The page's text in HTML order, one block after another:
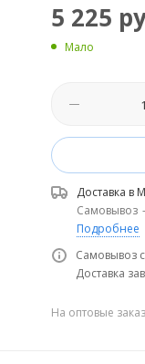
5 225
Мало
Доставка в
Самовывоз
Подробнее
Самовывоз
Доставка
На оптовые